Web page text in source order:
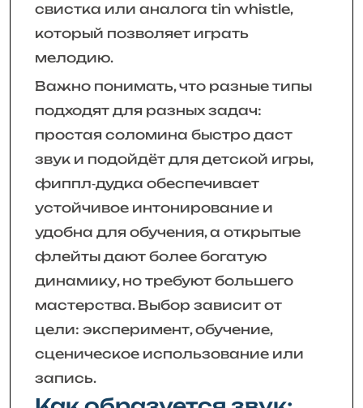
свистка или аналога tin whistle,
который позволяет играть
мелодию.
Важно понимать, что разные типы
подходят для разных задач:
простая соломина быстро даст
звук и подойдёт для детской игры,
фиппл‑дудка обеспечивает
устойчивое интонирование и
удобна для обучения, а открытые
флейты дают более богатую
динамику, но требуют большего
мастерства. Выбор зависит от
цели: эксперимент, обучение,
сценическое использование или
запись.